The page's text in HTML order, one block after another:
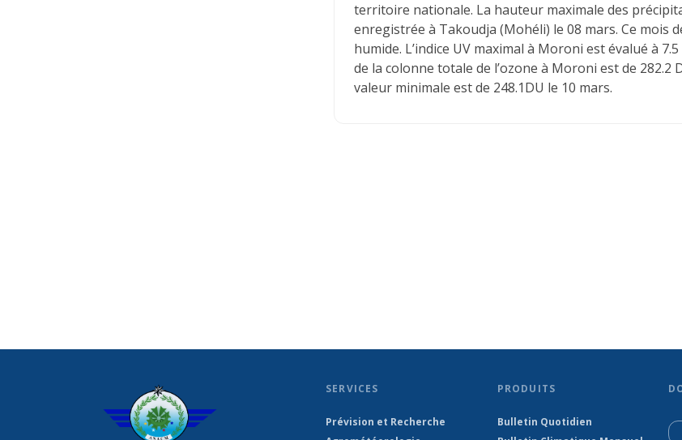
territoire nationale. La hauteur maximale des
enregistrée à Takoudja (Mohéli) le 08 mars. Ce mois
humide. L’indice UV maximal à Moroni est évalué à
de la colonne totale de l’ozone à Moroni est de
valeur minimale est de 248.1DU le 10 mars.
SERVICES
Prévision et Recherche
PRODUITS
Bulletin Quotidien